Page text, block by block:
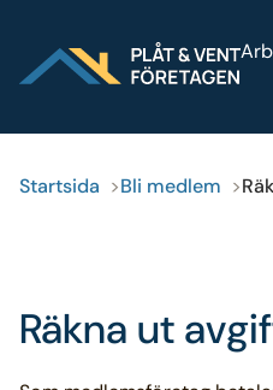
Startsida Bli medlem
Räkna ut